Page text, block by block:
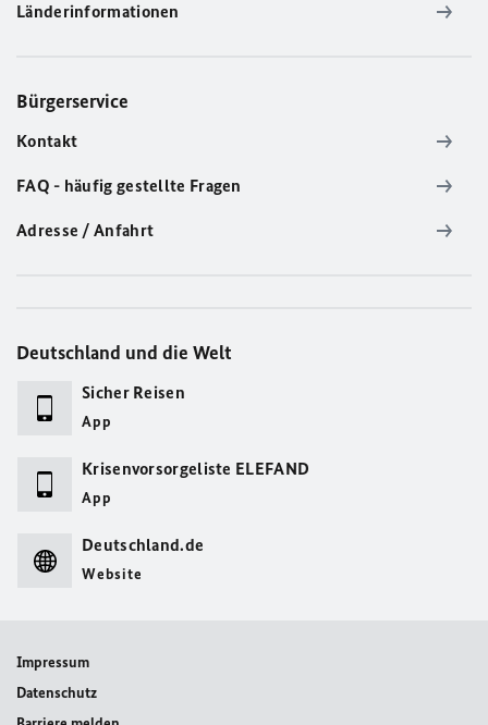
Länderinformationen
Bürgerservice
Kontakt
FAQ - häufig gestellte Fragen
Adresse / Anfahrt
Deutschland und die Welt
Sicher Reisen
App
Krisenvorsorgeliste ELEFAND
App
Deutschland.de
Website
Impressum
Datenschutz